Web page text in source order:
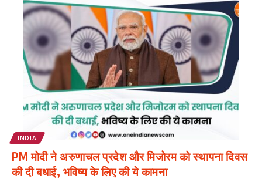
INDIA
PM मोदी ने अरुणाचल प्रदेश और मिजोरम को स्थापना दिवस
की दी बधाई, भविष्य के लिए की ये कामना